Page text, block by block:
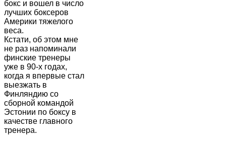
бокс и вошел в число
лучших боксеров
Америки тяжелого
веса.
Кстати, об этом мне
не раз напоминали
финские тренеры
уже в 90-х годах,
когда я впервые стал
выезжать в
Финляндию со
сборной командой
Эстонии по боксу в
качестве главного
тренера.